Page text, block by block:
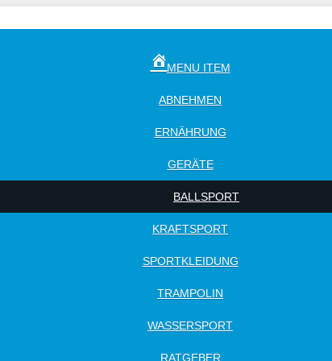
MENU ITEM
ABNEHMEN
ERNÄHRUNG
GERÄTE
BALLSPORT
KRAFTSPORT
SPORTKLEIDUNG
TRAMPOLIN
WASSERSPORT
RATGEBER